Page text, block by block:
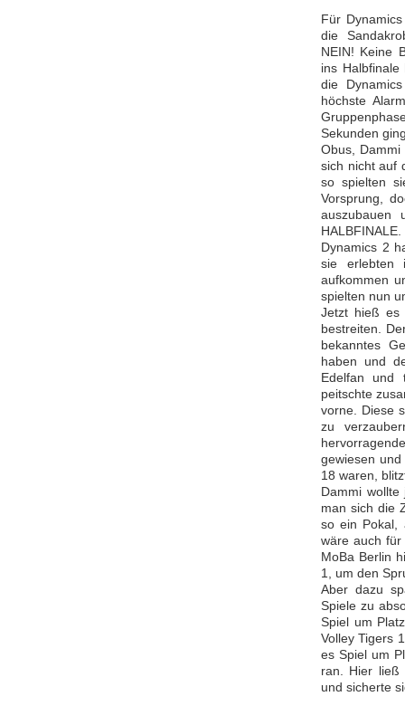
Für
die
NEIN! Keine
ins
die
höchste
Sekunden
Obus,
sich nicht auf
so spielten
Vorsprung,
auszubauen
Dynamics 2
sie erlebten
aufkommen
spielten nun
Jetzt hieß es
bestreiten.
bekanntes
haben und
Edelfan und
peitschte
vorne. Diese
zu
gewiesen
18 waren,
Dammi
man sich die
so ein Pokal,
wäre auch für
MoBa Berlin
1, um den
Aber dazu
Spiele zu
Spiel um
Volley Tigers
es Spiel um
ran. Hier ließ
und sicherte